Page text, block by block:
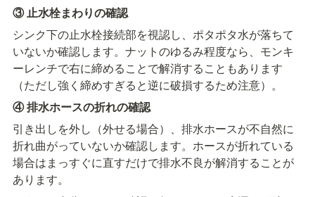
③ 止水栓まわりの確認
シンク下の止水栓接続部を視認し、ポタポタ水が落ちて
いないか確認します。ナットのゆるみ程度なら、モンキ
ーレンチで右に締めることで解消することもあります
（ただし強く締めすぎると逆に破損するため注意）。
④ 排水ホースの折れの確認
引き出しを外し（外せる場合）、排水ホースが不自然に
折れ曲がっていないか確認します。ホースが折れている
場合はまっすぐに直すだけで排水不良が解消することが
あります。